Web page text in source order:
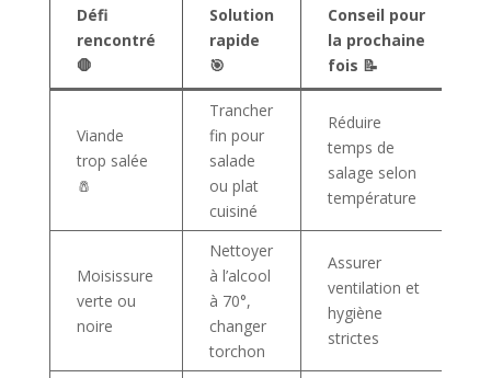
Défi
rencontré
🛑
Solution
rapide
🎯
Conseil pour
la prochaine
fois 📝
Viande
trop salée
🧂
Trancher
fin pour
salade
ou plat
cuisiné
Réduire
temps de
salage selon
température
Moisissure
verte ou
noire
Nettoyer
à l’alcool
à 70°,
changer
torchon
Assurer
ventilation et
hygiène
strictes